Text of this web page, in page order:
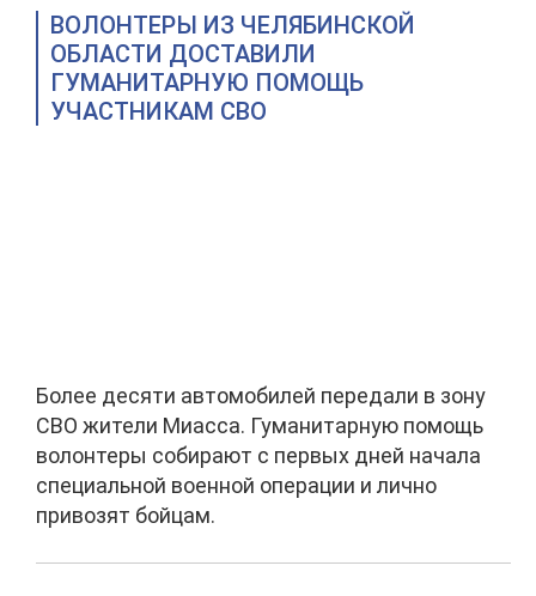
ВОЛОНТЕРЫ ИЗ ЧЕЛЯБИНСКОЙ
ОБЛАСТИ ДОСТАВИЛИ
ГУМАНИТАРНУЮ ПОМОЩЬ
УЧАСТНИКАМ СВО
Более десяти автомобилей передали в зону
СВО жители Миасса. Гуманитарную помощь
волонтеры собирают с первых дней начала
специальной военной операции и лично
привозят бойцам.